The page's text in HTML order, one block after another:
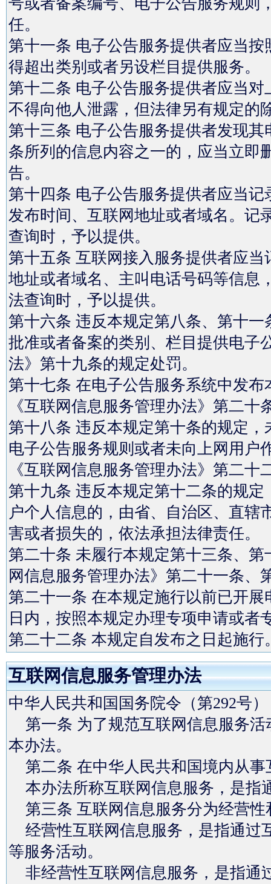
任。
第十一条 电子公告服务提供者应当
得超出类别或者另设栏目提供服务。
第十二条 电子公告服务提供者应当
不得向他人泄露，但法律另有规定的
第十三条 电子公告服务提供者发现
条所列的信息内容之一的，应当立即
告。
第十四条 电子公告服务提供者应当
发布时间、互联网地址或者域名。记
查询时，予以提供。
第十五条 互联网接入服务提供者应
地址或者域名、主叫电话号码等信息
法查询时，予以提供。
第十六条 违反本规定第八条、第十
批准或者备案的类别、栏目提供电子
法》第十九条的规定处罚。
第十七条 在电子公告服务系统中发
《互联网信息服务管理办法》第二十
第十八条 违反本规定第十条的规定
电子公告服务规则或者未向上网用户
《互联网信息服务管理办法》第二十
第十九条 违反本规定第十二条的规
户个人信息的，由省、自治区、直辖
害或者损失的，依法承担法律责任。
第二十条 未履行本规定第十三条、
网信息服务管理办法》第二十一条、
第二十一条 在本规定施行以前已开
日内，按照本规定办理专项申请或者
第二十二条 本规定自发布之日起施行
互联网信息服务管理办法
中华人民共和国国务院令（第292号）
第一条 为了规范互联网信息服务活
本办法。
第二条 在中华人民共和国境内从事
本办法所称互联网信息服务，是指
第三条 互联网信息服务分为经营性
经营性互联网信息服务，是指通过
等服务活动。
非经营性互联网信息服务，是指通